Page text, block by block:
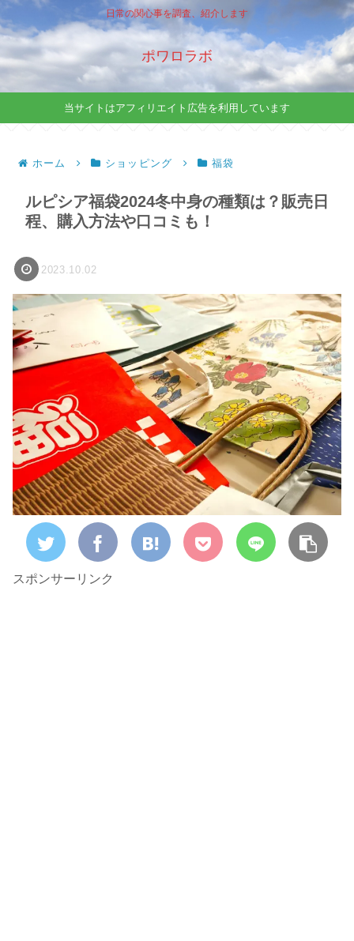
日常の関心事を調査、紹介します
ポワロラボ
当サイトはアフィリエイト広告を利用しています
ホーム ショッピング 福袋
ルピシア福袋2024冬中身の種類は？販売日
程、購入方法や口コミも！
2023.10.02
スポンサーリンク